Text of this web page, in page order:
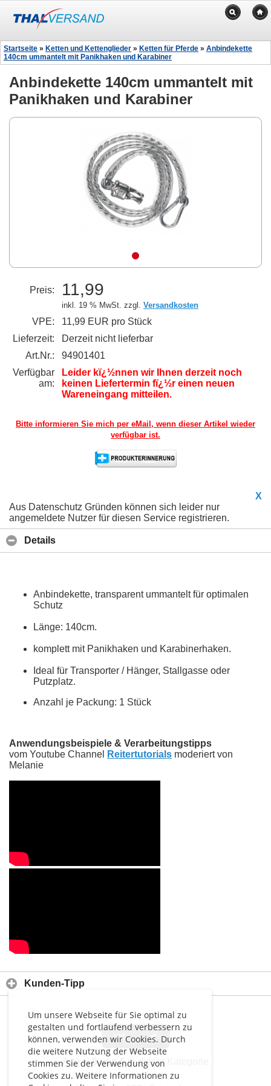
Um unsere Webseite für Sie optimal zu
gestalten und fortlaufend verbessern zu
können, verwenden wir Cookies. Durch
die weitere Nutzung der Webseite
stimmen Sie der Verwendung von
Cookies zu. Weitere Informationen zu
Startseite » Ketten und Kettenglieder » Ketten für Pferde » Anbindekette
140cm ummantelt mit Panikhaken und Karabiner
Anbindekette 140cm ummantelt mit
Panikhaken und Karabiner
Preis: 11,99
inkl. 19 % MwSt. zzgl. Versandkosten
VPE:
11,99 EUR pro Stück
Lieferzeit:
Derzeit nicht lieferbar
Art.Nr.:
94901401
Verfügbar
am:
Leider kï¿½nnen wir Ihnen derzeit noch
keinen Liefertermin fï¿½r einen neuen
Wareneingang mitteilen.
Bitte informieren Sie mich per eMail, wenn dieser Artikel wieder
verfügbar ist.
X
Aus Datenschutz Gründen können sich leider nur
angemeldete Nutzer für diesen Service registrieren.
Details
Anbindekette, transparent ummantelt für optimalen
Schutz
Länge: 140cm.
komplett mit Panikhaken und Karabinerhaken.
Ideal für Transporter / Hänger, Stallgasse oder
Putzplatz.
Anzahl je Packung: 1 Stück
Anwendungsbeispiele & Verarbeitungstipps
vom Youtube Channel
Reitertutorials moderiert von
Melanie
Kunden-Tipp
<< <
Artikel6 von 6in dieser Kategorie